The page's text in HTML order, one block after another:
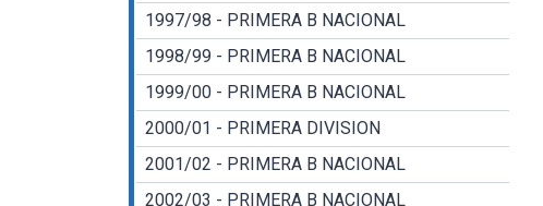
1997/98 - PRIMERA B NACIONAL
1998/99 - PRIMERA B NACIONAL
1999/00 - PRIMERA B NACIONAL
2000/01 - PRIMERA DIVISION
2001/02 - PRIMERA B NACIONAL
2002/03 - PRIMERA B NACIONAL